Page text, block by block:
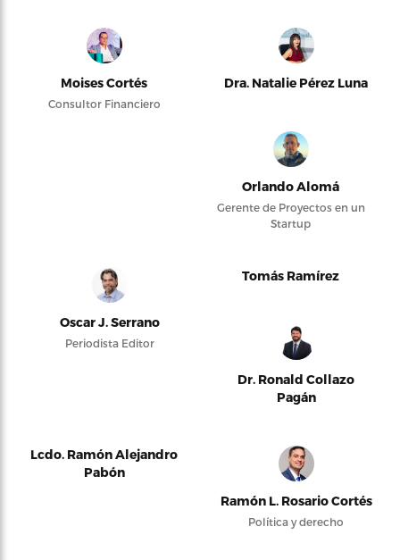
Moises Cortés
Consultor Financiero
Dra. Natalie Pérez Luna
Orlando Alomá
Gerente de Proyectos en un
Startup
Oscar J. Serrano
Periodista Editor
Tomás Ramírez
Dr. Ronald Collazo
Pagán
Lcdo. Ramón Alejandro
Pabón
Ramón L. Rosario Cortés
Política y derecho